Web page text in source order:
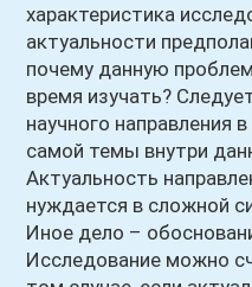
характеристика
актуальности
почему данную
время изучать?
научного направления
самой темы внутри
Актуальность
нуждается в сложной
Иное дело –
Исследование можно